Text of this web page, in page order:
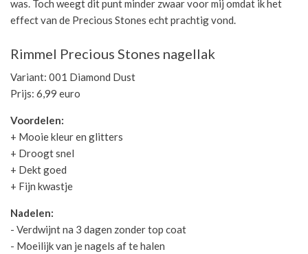
was. Toch weegt dit punt minder zwaar voor mij omdat ik het
effect van de Precious Stones echt prachtig vond.
Rimmel Precious Stones nagellak
Variant: 001 Diamond Dust
Prijs: 6,99 euro
Voordelen:
+ Mooie kleur en glitters
+ Droogt snel
+ Dekt goed
+ Fijn kwastje
Nadelen:
- Verdwijnt na 3 dagen zonder top coat
- Moeilijk van je nagels af te halen